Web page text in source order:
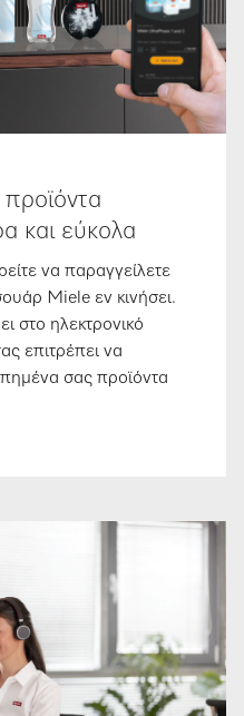
προϊόντα
και εύκολα
να παραγγείλετε
Miele εν κινήσει.
στο ηλεκτρονικό
επιτρέπει να
σας προϊόντα